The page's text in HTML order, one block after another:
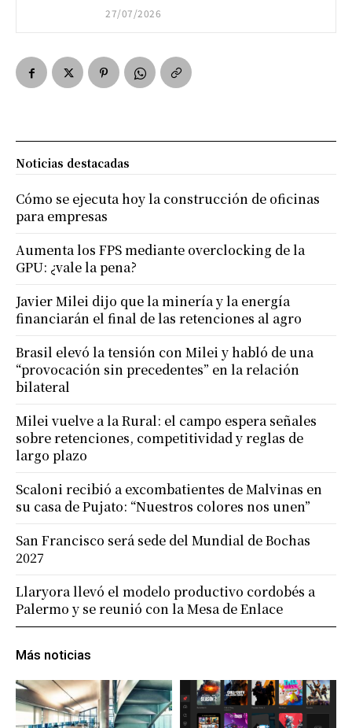
27/07/2026
Más noticias
Noticias destacadas
Cómo se ejecuta hoy la construcción de oficinas
para empresas
Aumenta los FPS mediante overclocking de la
GPU: ¿vale la pena?
Javier Milei dijo que la minería y la energía
financiarán el final de las retenciones al agro
Brasil elevó la tensión con Milei y habló de una
“provocación sin precedentes” en la relación
bilateral
Milei vuelve a la Rural: el campo espera señales
sobre retenciones, competitividad y reglas de
largo plazo
Scaloni recibió a excombatientes de Malvinas en
su casa de Pujato: “Nuestros colores nos unen”
San Francisco será sede del Mundial de Bochas
2027
Llaryora llevó el modelo productivo cordobés a
Palermo y se reunió con la Mesa de Enlace